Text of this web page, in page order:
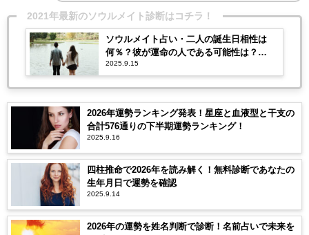
2021年最新のソウルメイト診断はコチラ！
ソウルメイト占い・二人の誕生日相性は
何％？彼が運命の人である可能性は？
【2026年最新版】
2025.9.15
2026年運勢ランキング発表！星座と血液型と干支の
合計576通りの下半期運勢ランキング！
2025.9.16
四柱推命で2026年を読み解く！無料診断であなたの
生年月日で運勢を確認
2025.9.14
2026年の運勢を姓名判断で診断！名前占いで未来を